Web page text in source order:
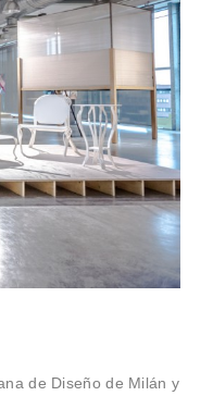
de Diseño de Milán y